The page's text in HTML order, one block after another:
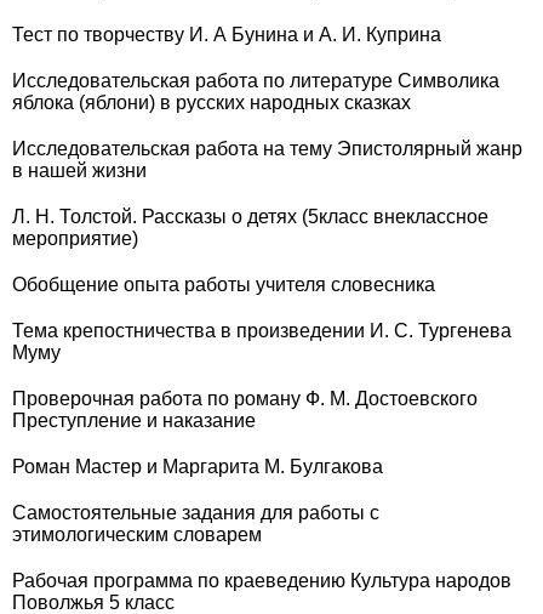
Тест по творчеству И. А Бунина и А. И. Куприна
Исследовательская работа по литературе Символика
яблока (яблони) в русских народных сказках
Исследовательская работа на тему Эпистолярный жанр
в нашей жизни
Л. Н. Толстой. Рассказы о детях (5класс внеклассное
мероприятие)
Обобщение опыта работы учителя словесника
Тема крепостничества в произведении И. С. Тургенева
Муму
Проверочная работа по роману Ф. М. Достоевского
Преступление и наказание
Роман Мастер и Маргарита М. Булгакова
Самостоятельные задания для работы с
этимологическим словарем
Рабочая программа по краеведению Культура народов
Поволжья 5 класс